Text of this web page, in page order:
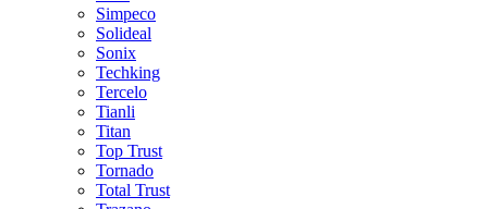
Simpeco
Solideal
Sonix
Techking
Tercelo
Tianli
Titan
Top Trust
Tornado
Total Trust